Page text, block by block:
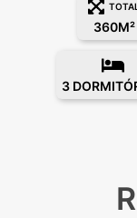
TOTAL
360M²
3